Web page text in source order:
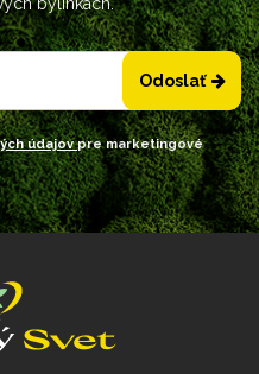
Odoslať
údajovpre marketingové